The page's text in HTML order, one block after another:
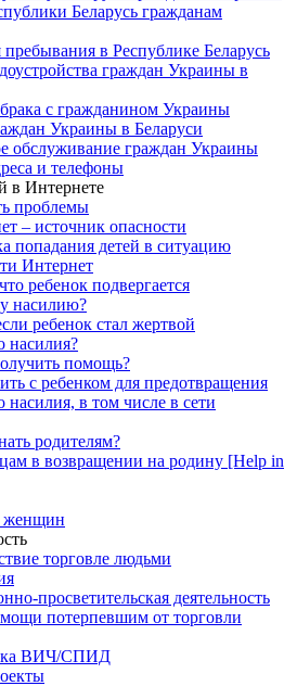
Беларусь гражданам
пребывания в Республике Беларусь
граждан Украины в
с гражданином Украины
Украины в Беларуси
обслуживание граждан Украины
и телефоны
в Интернете
проблемы
– источник опасности
попадания детей в ситуацию
Интернет
ребенок подвергается
насилию?
ребенок стал жертвой
насилия?
помощь?
с ребенком для предотвращения
насилия, в том числе в сети
родителям?
в возвращении на родину [Help in
женщин
торговле людьми
просветительская деятельность
потерпевшим от торговли
ВИЧ/СПИД